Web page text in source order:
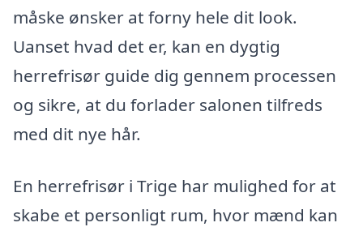
måske ønsker at forny hele dit look.
Uanset hvad det er, kan en dygtig
herrefrisør guide dig gennem processen
og sikre, at du forlader salonen tilfreds
med dit nye hår.
En herrefrisør i Trige har mulighed for at
skabe et personligt rum, hvor mænd kan